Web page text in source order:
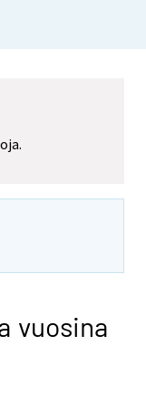
vuosina